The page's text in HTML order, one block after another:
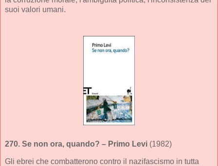
suoi valori umani.
270. Se non ora, quando? – Primo Levi (1982)
Gli ebrei che combatterono contro il nazifascismo in tutta